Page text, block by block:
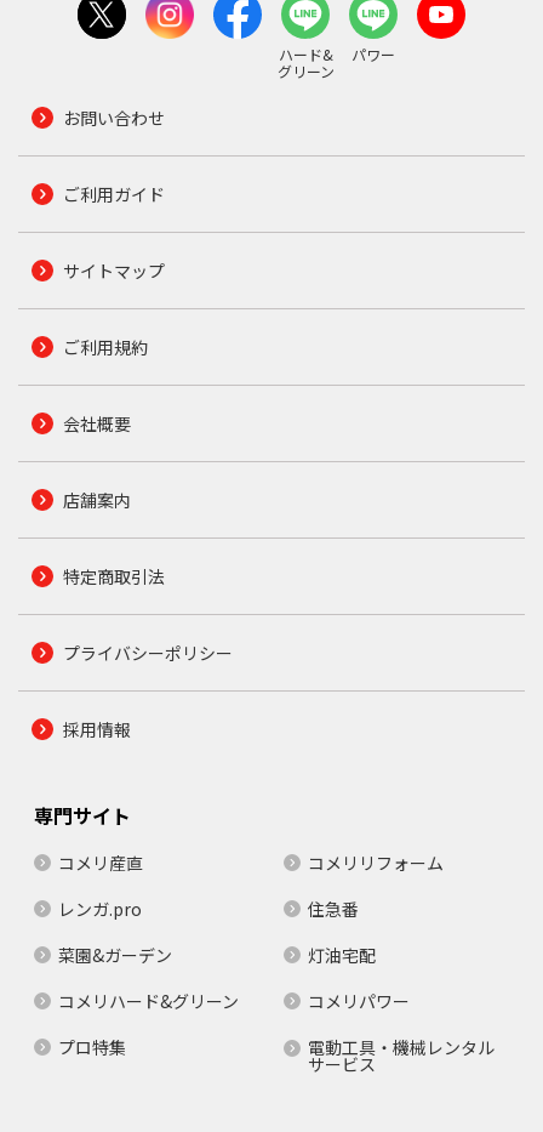
ハード&
グリーン
パワー
お問い合わせ
ご利用ガイド
サイトマップ
ご利用規約
会社概要
店舗案内
特定商取引法
プライバシーポリシー
採用情報
専門サイト
コメリ産直
コメリリフォーム
レンガ.pro
住急番
菜園&ガーデン
灯油宅配
コメリハード&グリーン
コメリパワー
プロ特集
電動工具・機械レンタル
サービス